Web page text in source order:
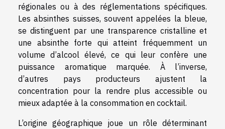
régionales ou à des réglementations spécifiques.
Les absinthes suisses, souvent appelées la bleue,
se distinguent par une transparence cristalline et
une absinthe forte qui atteint fréquemment un
volume d’alcool élevé, ce qui leur confère une
puissance aromatique marquée. À l’inverse,
d’autres pays producteurs ajustent la
concentration pour la rendre plus accessible ou
mieux adaptée à la consommation en cocktail.
L’origine géographique joue un rôle déterminant